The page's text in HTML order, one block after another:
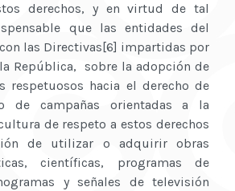
derechos, y en virtud de tal
que las entidades del
las Directivas[6] impartidas por
República, sobre la adopción de
respetuosos hacia el derecho de
de campañas orientadas a la
de respeto a estos derechos
de utilizar o adquirir obras
científicas, programas de
y señales de televisión